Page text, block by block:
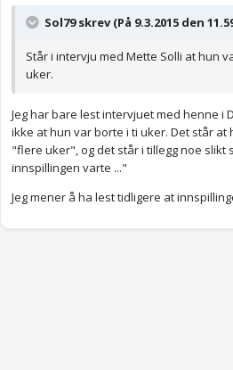
Sol79 skrev (På 9.3.2015 den
Står i intervju med Mette Solli at hun
uker.
Jeg har bare lest intervjuet med henne i
ikke at hun var borte i ti uker. Det står
"flere uker", og det står i tillegg noe slikt
innspillingen varte ..."
Jeg mener å ha lest tidligere at